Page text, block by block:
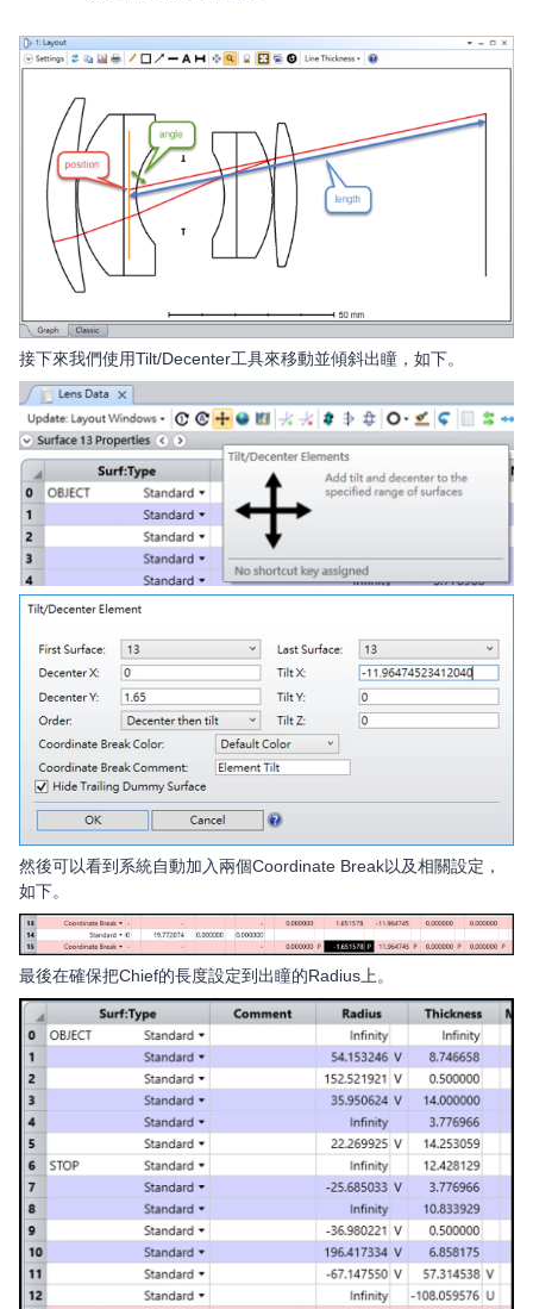
接下來我們使用Tilt/Decenter工具來移動並傾斜出瞳，如下。
然後可以看到系統自動加入兩個Coordinate Break以及相關設定，
如下。
最後在確保把Chief的長度設定到出瞳的Radius上。